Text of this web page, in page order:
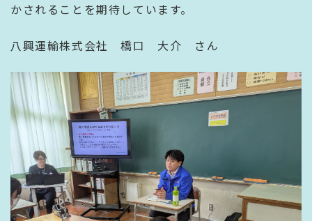
かされることを期待しています。
八興運輸株式会社 橋口 大介 さん